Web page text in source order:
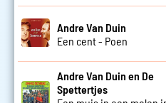
Andre Van Duin
Een cent - Poen
Andre Van Duin en De
Spettertjes